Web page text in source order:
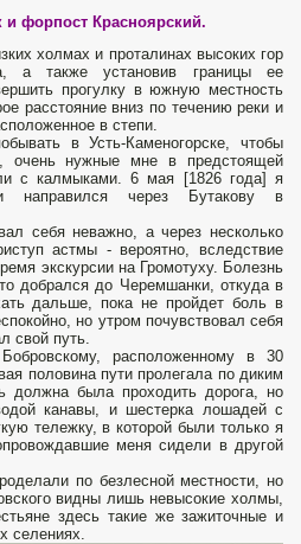
и форпост Красноярский.
холмах и проталинах высоких гор
а также установив границы ее
прогулку в южную местность
расстояние вниз по течению реки и
в степи.
в Усть-Каменогорске, чтобы
очень нужные мне в предстоящей
с калмыками. 6 мая [1826 года] я
через Бутакову в
себя неважно, а через несколько
астмы - вероятно, вследствие
экскурсии на Громотуху. Болезнь
добрался до Черемшанки, откуда в
дальше, пока не пройдет боль в
но утром почувствовал себя
свой путь.
расположенному в 30
половина пути пролегала по диким
была проходить дорога, но
канавы, и шестерка лошадей с
тележку, в которой были только я
меня сидели в другой
по безлесной местности, но
видны лишь невысокие холмы,
здесь такие же зажиточные и
селениях.